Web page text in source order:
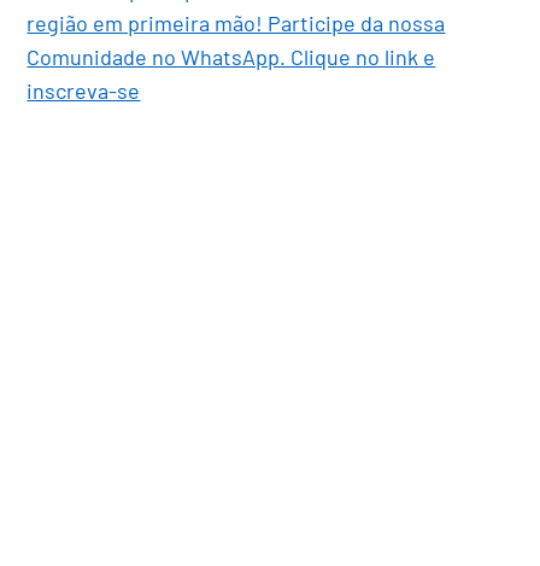
região em primeira mão! Participe da nossa
Comunidade no WhatsApp. Clique no link e
inscreva-se